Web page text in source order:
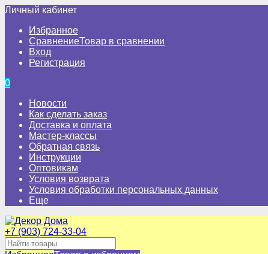
Личный кабинет
Избранное
СравнениеТовар в сравнении
Вход
Регистрация
0
Новости
Как сделать заказ
Доставка и оплата
Мастер-классы
Обратная связь
Инструкции
Оптовикам
Условия возврата
Условия обработки персональных данных
Еще
+7 (903) 724-33-04